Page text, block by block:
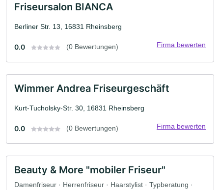
Friseursalon BIANCA
Berliner Str. 13, 16831 Rheinsberg
0.0 (0 Bewertungen) Firma bewerten
Wimmer Andrea Friseurgeschäft
Kurt-Tucholsky-Str. 30, 16831 Rheinsberg
0.0 (0 Bewertungen) Firma bewerten
Beauty & More "mobiler Friseur"
Damenfriseur · Herrenfriseur · Haarstylist · Typberatung ·